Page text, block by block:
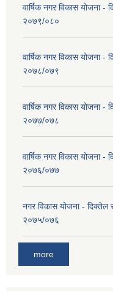
वार्षिक नगर विकास योजना -
२०७९/०८०
वार्षिक नगर विकास योजना -
२०७८/०७९
वार्षिक नगर विकास योजना -
२०७७/०७८
वार्षिक नगर विकास योजना -
२०७६/०७७
नगर विकास योजना - दिक्तेल
२०७५/०७६
more